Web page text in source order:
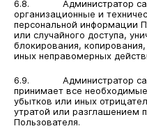
6.8. Администратор
организационные и
персональной информации
или случайного доступа,
блокирования,
иных неправомерных
6.9. Администратор
принимает все
убытков или иных
утратой или разглашением
Пользователя.